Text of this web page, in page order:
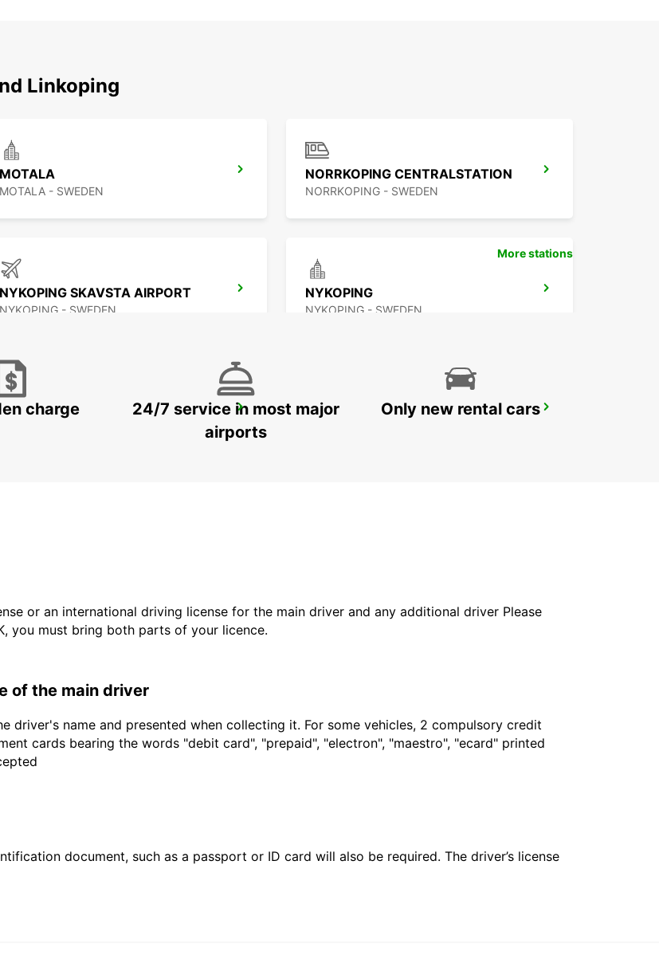
Linkoping
MOTALA
MOTALA - SWEDEN
NORRKOPING CENTRALSTATION
NORRKOPING - SWEDEN
NYKOPING SKAVSTA AIRPORT
NYKOPING - SWEDEN
NYKOPING
NYKOPING - SWEDEN
OREBRO SKOVDE
More stations
charge
24/7 service in most major
airports
Only new rental cars
or an international driving license for the main driver and any additional driver Please
you must bring both parts of your licence.
of the main driver
driver's name and presented when collecting it. For some vehicles, 2 compulsory credit
cards bearing the words "debit card", "prepaid", "electron", "maestro", "ecard" printed
document, such as a passport or ID card will also be required. The driver’s license